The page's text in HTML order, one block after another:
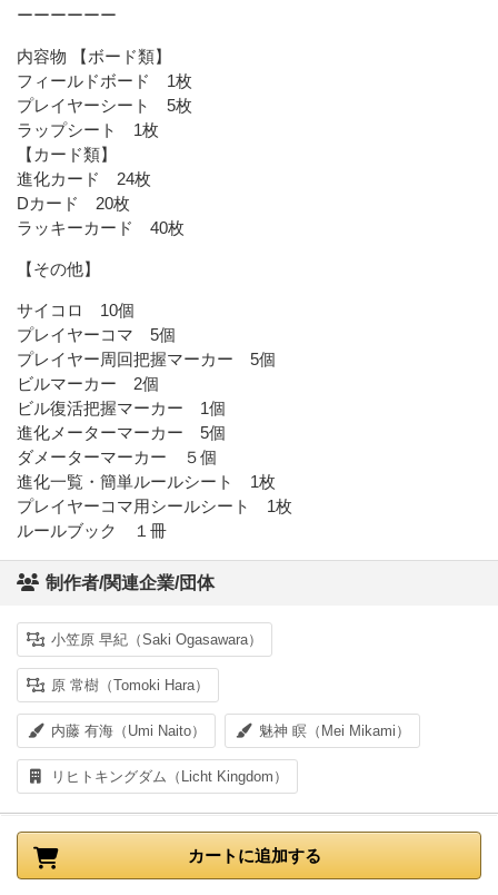
ーーーーーー
内容物 【ボード類】
フィールドボード 1枚
プレイヤーシート 5枚
ラップシート 1枚
【カード類】
進化カード 24枚
Dカード 20枚
ラッキーカード 40枚
【その他】
サイコロ 10個
プレイヤーコマ 5個
プレイヤー周回把握マーカー 5個
ビルマーカー 2個
ビル復活把握マーカー 1個
進化メーターマーカー 5個
ダメーターマーカー ５個
進化一覧・簡単ルールシート 1枚
プレイヤーコマ用シールシート 1枚
ルールブック １冊
制作者/関連企業/団体
小笠原 早紀（Saki Ogasawara）
原 常樹（Tomoki Hara）
内藤 有海（Umi Naito） 魅神 瞑（Mei Mikami）
リヒトキングダム（Licht Kingdom）
カートに追加する